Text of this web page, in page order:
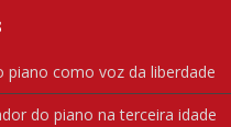
piano como voz da liberdade
do piano na terceira idade